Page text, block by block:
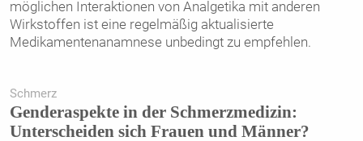
möglichen Interaktionen von Analgetika mit anderen
Wirkstoffen ist eine regelmäßig aktualisierte
Medikamentenanamnese unbedingt zu empfehlen.
Schmerz
Genderaspekte in der Schmerzmedizin:
Unterscheiden sich Frauen und Männer?